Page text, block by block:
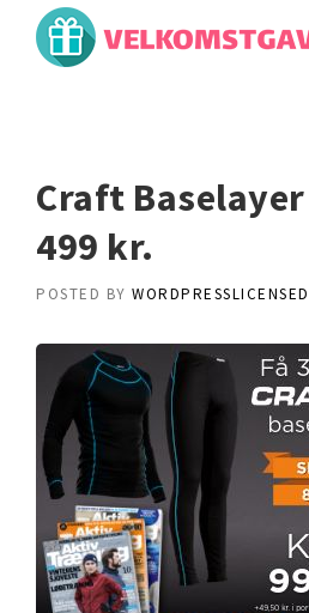
content
Craft
499 kr.
POSTED BY WORDPRESSLICENSED